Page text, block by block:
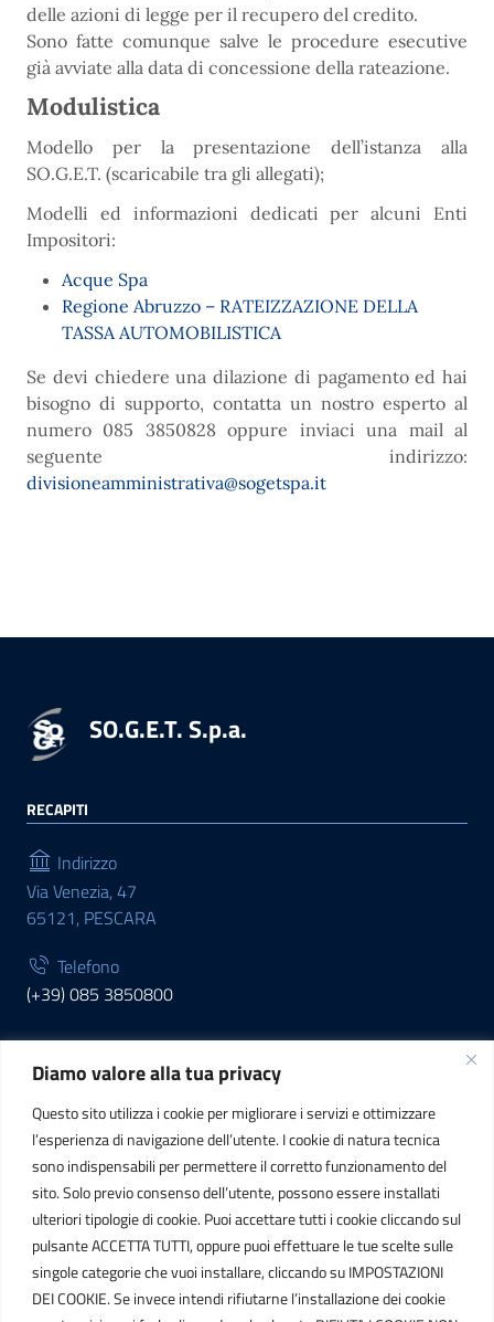
Diamo valore alla tua privacy
Questo sito utilizza i cookie per migliorare i servizi e ottimizzare
l’esperienza di navigazione dell’utente. I cookie di natura tecnica
sono indispensabili per permettere il corretto funzionamento del
sito. Solo previo consenso dell’utente, possono essere installati
ulteriori tipologie di cookie. Puoi accettare tutti i cookie cliccando sul
pulsante ACCETTA TUTTI, oppure puoi effettuare le tue scelte sulle
singole categorie che vuoi installare, cliccando su IMPOSTAZIONI
DEI COOKIE. Se invece intendi rifiutarne l’installazione dei cookie
delle azioni di legge per il recupero del credito.
Sono fatte comunque salve le procedure esecutive
già avviate alla data di concessione della rateazione.
Modulistica
Modello per la presentazione dell’istanza alla
SO.G.E.T. (scaricabile tra gli allegati);
Modelli ed informazioni dedicati per alcuni Enti
Impositori:
Acque Spa
Regione Abruzzo – RATEIZZAZIONE DELLA
TASSA AUTOMOBILISTICA
Se devi chiedere una dilazione di pagamento ed hai
bisogno di supporto, contatta un nostro esperto al
numero 085 3850828 oppure inviaci una mail al
seguente indirizzo:
divisioneamministrativa@sogetspa.it
SO.G.E.T. S.p.a.
RECAPITI
Indirizzo
Via Venezia, 47
65121, PESCARA
Telefono
(+39) 085 3850800
INFORMAZIONI
C.F. / P.IVA
IT01807790686
POSTA ELETTRONICA
PEC